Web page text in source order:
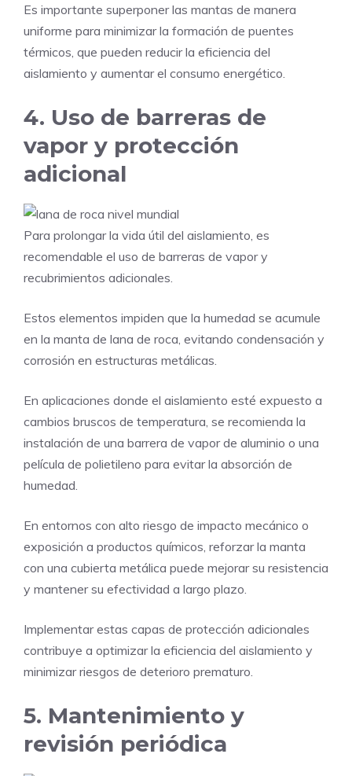
Es importante superponer las mantas de manera
uniforme para minimizar la formación de puentes
térmicos, que pueden reducir la eficiencia del
aislamiento y aumentar el consumo energético.
4. Uso de barreras de
vapor y protección
adicional
Para prolongar la vida útil del aislamiento, es
recomendable el uso de barreras de vapor y
recubrimientos adicionales.
Estos elementos impiden que la humedad se acumule
en la manta de lana de roca, evitando condensación y
corrosión en estructuras metálicas.
En aplicaciones donde el aislamiento esté expuesto a
cambios bruscos de temperatura, se recomienda la
instalación de una barrera de vapor de aluminio o una
película de polietileno para evitar la absorción de
humedad.
En entornos con alto riesgo de impacto mecánico o
exposición a productos químicos, reforzar la manta
con una cubierta metálica puede mejorar su resistencia
y mantener su efectividad a largo plazo.
Implementar estas capas de protección adicionales
contribuye a optimizar la eficiencia del aislamiento y
minimizar riesgos de deterioro prematuro.
5. Mantenimiento y
revisión periódica